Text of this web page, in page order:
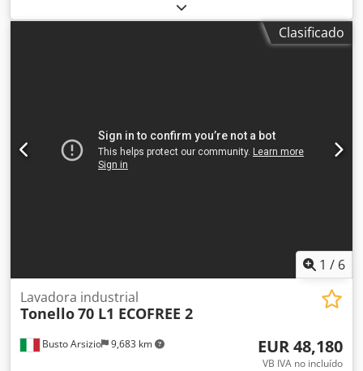
, Ofrecemos este horno de secado y curado Tonello
0/10 de segunda mano, año de fabricación 2018.
Fabricante: Tonello Modelo: 0/10 Año de fabricación: 2018
Clasificado
1 / 6
Busto Arsizio 9,683 km
Lavadora industrial
Tonello70 L1 ECOFREE 2
EUR 48,180
VB IVA no incluído